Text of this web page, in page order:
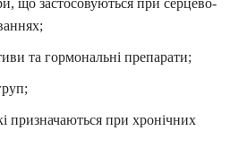
та гормональні препарати;
призначаються при хронічних